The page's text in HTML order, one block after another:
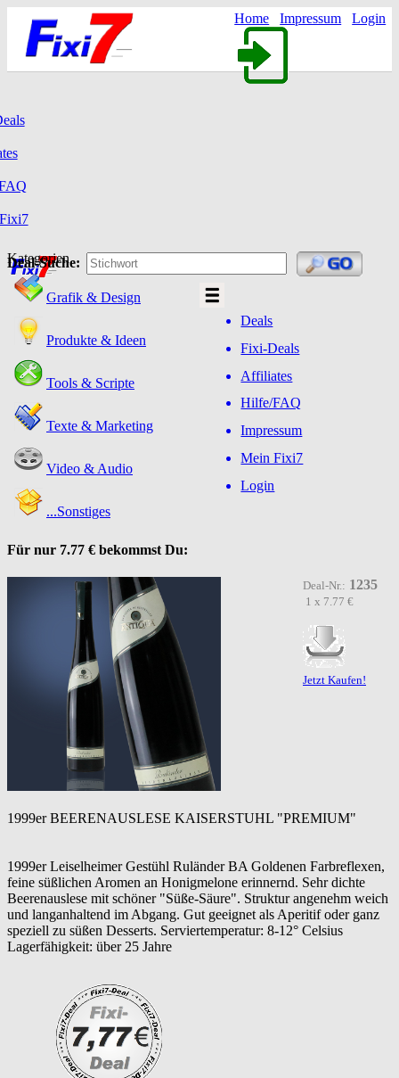
Home Impressum Login
Deals
Fixi-Deals
Affiliates
Hilfe/FAQ
Impressum
Mein Fixi7
Login
Deal-Suche:
Kategorien
Grafik & Design
Produkte & Ideen
Tools & Scripte
Texte & Marketing
Video & Audio
...Sonstiges
Für nur 7.77 € bekommst Du:
Deal-Nr.: 1235
1 x 7.77 €
Jetzt Kaufen!
1999er BEERENAUSLESE KAISERSTUHL "PREMIUM"
1999er Leiselheimer Gestühl Ruländer BA Goldenen Farbreflexen,
feine süßlichen Aromen an Honigmelone erinnernd. Sehr dichte
Beerenauslese mit schöner "Süße-Säure". Struktur angenehm weich
und langanhaltend im Abgang. Gut geeignet als Aperitif oder ganz
speziell zu süßen Desserts. Serviertemperatur: 8-12° Celsius
Lagerfähigkeit: über 25 Jahre